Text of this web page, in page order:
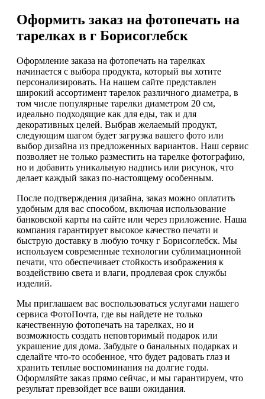
Оформить заказ на фотопечать на
тарелках в г Борисоглебск
Оформление заказа на фотопечать на тарелках
начинается с выбора продукта, который вы хотите
персонализировать. На нашем сайте представлен
широкий ассортимент тарелок различного диаметра, в
том числе популярные тарелки диаметром 20 см,
идеально подходящие как для еды, так и для
декоративных целей. Выбрав желаемый продукт,
следующим шагом будет загрузка вашего фото или
выбор дизайна из предложенных вариантов. Наш сервис
позволяет не только разместить на тарелке фотографию,
но и добавить уникальную надпись или рисунок, что
делает каждый заказ по-настоящему особенным.
После подтверждения дизайна, заказ можно оплатить
удобным для вас способом, включая использование
банковской карты на сайте или через приложение. Наша
компания гарантирует высокое качество печати и
быструю доставку в любую точку г Борисоглебск. Мы
используем современные технологии сублимационной
печати, что обеспечивает стойкость изображения к
воздействию света и влаги, продлевая срок службы
изделий.
Мы приглашаем вас воспользоваться услугами нашего
сервиса ФотоПочта, где вы найдете не только
качественную фотопечать на тарелках, но и
возможность создать неповторимый подарок или
украшение для дома. Забудьте о банальных подарках и
сделайте что-то особенное, что будет радовать глаз и
хранить теплые воспоминания на долгие годы.
Оформляйте заказ прямо сейчас, и мы гарантируем, что
результат превзойдет все ваши ожидания.